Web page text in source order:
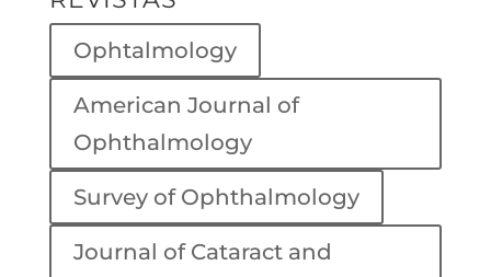
Ophtalmology
American Journal of
Ophthalmology
Survey of Ophthalmology
Journal of Cataract and